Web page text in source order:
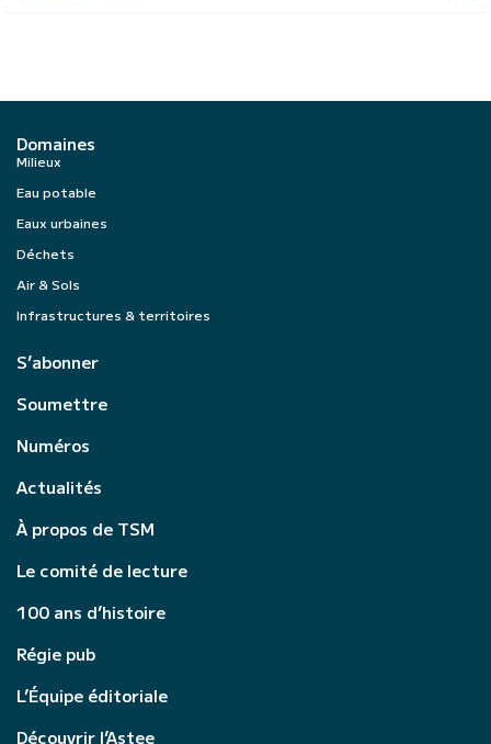
Domaines
Milieux
Eau potable
Eaux urbaines
Déchets
Air & Sols
Infrastructures & territoires
S’abonner
Soumettre
Numéros
Actualités
À propos de TSM
Le comité de lecture
100 ans d’histoire
Régie pub
L’Équipe éditoriale
Découvrir l’Astee